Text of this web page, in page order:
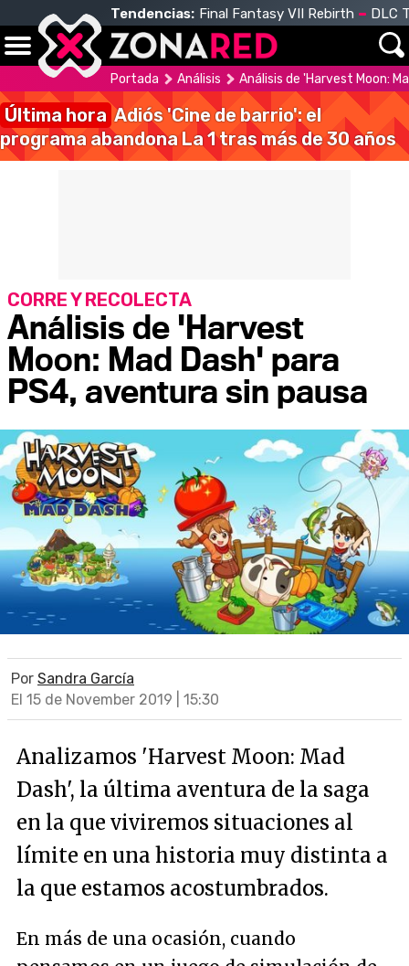
Tendencias: Final Fantasy VII Rebirth DLC
Portada Análisis Análisis de 'Harvest Moon:
Última hora Adiós 'Cine de barrio': el
programa abandona La 1 tras más de 30 años
Análisis de 'Harvest
Moon: Mad Dash' para
PS4, aventura sin pausa
CORRE Y RECOLECTA
Por Sandra García
El 15 de November 2019 | 15:30
Analizamos 'Harvest Moon: Mad
Dash', la última aventura de la saga
en la que viviremos situaciones al
límite en una historia muy distinta a
la que estamos acostumbrados.
En más de una ocasión, cuando